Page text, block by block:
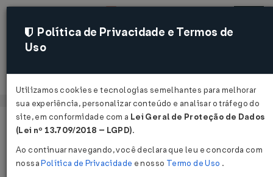
Acessar
Página Inicial Notícias
Notícias
Política de Privacidade e Termos de
Uso
Utilizamos cookies e tecnologias semelhantes para melhorar
sua experiência, personalizar conteúdo e analisar o tráfego do
site, em conformidade com a Lei Geral de Proteção de Dados
(Lei nº 13.709/2018 – LGPD).
Ao continuar navegando, você declara que leu e concorda com
nossaPolítica de Privacidade e nosso Termo de Uso .